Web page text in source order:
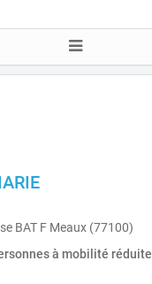
BAT F Meaux (77100)
à mobilité réduite